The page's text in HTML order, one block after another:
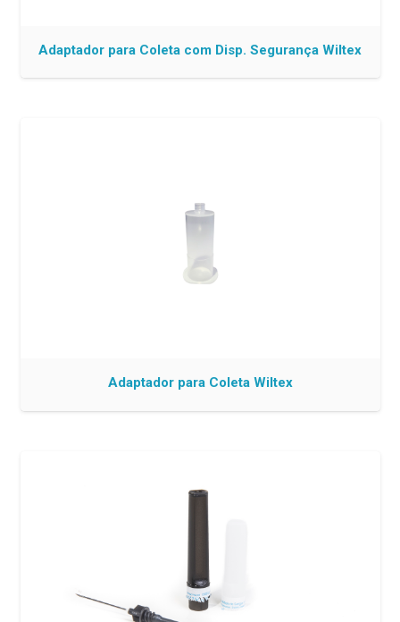
Adaptador para Coleta com Disp. Segurança Wiltex
Adaptador para Coleta Wiltex